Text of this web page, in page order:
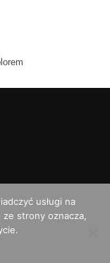
usługi na
strony oznacza,